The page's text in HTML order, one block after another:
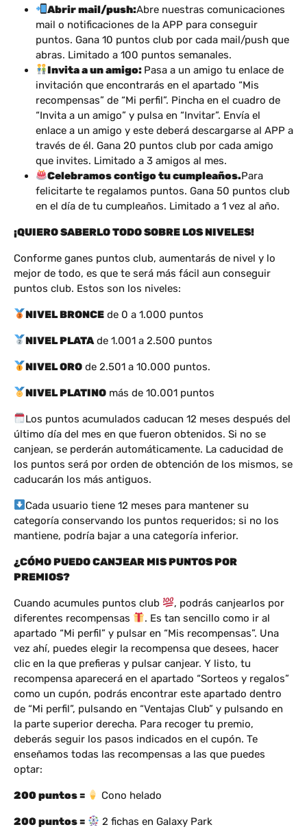
Abrir mail/push:Abre nuestras comunicaciones
mail o notificaciones de la APP para conseguir
puntos. Gana 10 puntos club por cada mail/push que
abras. Limitado a 100 puntos semanales.
Invita a un amigo: Pasa a un amigo tu enlace de
invitación que encontrarás en el apartado “Mis
recompensas” de “Mi perfil”. Pincha en el cuadro de
“Invita a un amigo” y pulsa en “Invitar”. Envía el
enlace a un amigo y este deberá descargarse al APP a
través de él. Gana 20 puntos club por cada amigo
que invites. Limitado a 3 amigos al mes.
Celebramos contigo tu cumpleaños.Para
felicitarte te regalamos puntos. Gana 50 puntos club
en el día de tu cumpleaños. Limitado a 1 vez al año.
¡QUIERO SABERLO TODO SOBRE LOS NIVELES!
Conforme ganes puntos club, aumentarás de nivel y lo
mejor de todo, es que te será más fácil aun conseguir
puntos club. Estos son los niveles:
NIVEL BRONCE de 0 a 1.000 puntos
NIVEL PLATAde 1.001 a 2.500 puntos
NIVEL ORO de 2.501 a 10.000 puntos.
NIVEL PLATINO más de 10.001 puntos
Los puntos acumulados caducan 12 meses después del
último día del mes en que fueron obtenidos. Si no se
canjean, se perderán automáticamente. La caducidad de
los puntos será por orden de obtención de los mismos, se
caducarán los más antiguos.
Cada usuario tiene 12 meses para mantener su
categoría conservando los puntos requeridos; si no los
mantiene, podría bajar a una categoría inferior.
¿CÓMO PUEDO CANJEAR MIS PUNTOS POR
PREMIOS?
Cuando acumules puntos club
, podrás canjearlos por
diferentes recompensas
. Es tan sencillo como ir al
apartado “Mi perfil” y pulsar en “Mis recompensas”. Una
vez ahí, puedes elegir la recompensa que desees, hacer
clic en la que prefieras y pulsar canjear. Y listo, tu
recompensa aparecerá en el apartado “Sorteos y regalos”
como un cupón, podrás encontrar este apartado dentro
de “Mi perfil”, pulsando en “Ventajas Club” y pulsando en
la parte superior derecha. Para recoger tu premio,
deberás seguir los pasos indicados en el cupón. Te
enseñamos todas las recompensas a las que puedes
optar:
200 puntos = Cono helado
200 puntos = 2 fichas en Galaxy Park